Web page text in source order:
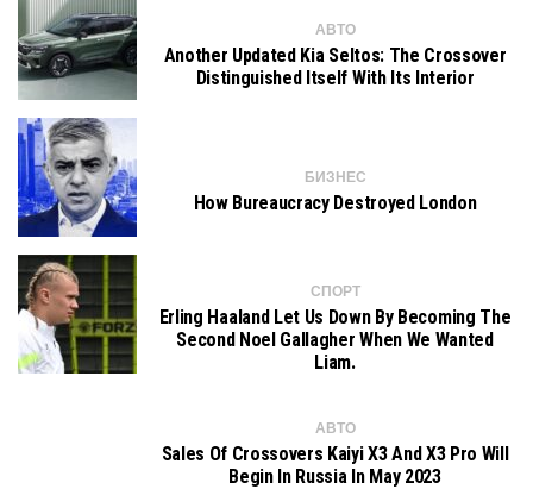
АВТО
Another Updated Kia Seltos: The Crossover
Distinguished Itself With Its Interior
БИЗНЕС
How Bureaucracy Destroyed London
СПОРТ
Erling Haaland Let Us Down By Becoming The
Second Noel Gallagher When We Wanted
Liam.
АВТО
Sales Of Crossovers Kaiyi X3 And X3 Pro Will
Begin In Russia In May 2023